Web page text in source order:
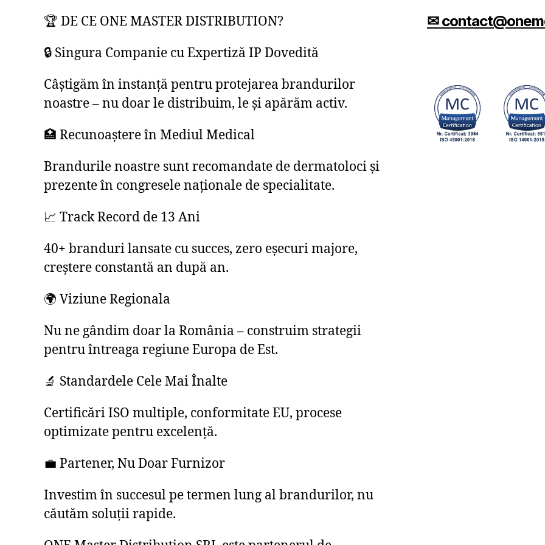
🏆 DE CE ONE MASTER DISTRIBUTION?
🔒 Singura Companie cu Expertiză IP Dovedită
Câștigăm în instanță pentru protejarea brandurilor
noastre – nu doar le distribuim, le și apărăm activ.
🏥 Recunoaștere în Mediul Medical
Brandurile noastre sunt recomandate de dermatoloci și
prezente în congresele naționale de specialitate.
📈 Track Record de 13 Ani
40+ branduri lansate cu succes, zero eșecuri majore,
creștere constantă an după an.
🌍 Viziune Regionala
Nu ne gândim doar la România – construim strategii
pentru întreaga regiune Europa de Est.
🔬 Standardele Cele Mai Înalte
Certificări ISO multiple, conformitate EU, procese
optimizate pentru excelență.
💼 Partener, Nu Doar Furnizor
Investim în succesul pe termen lung al brandurilor, nu
căutăm soluții rapide.
✉